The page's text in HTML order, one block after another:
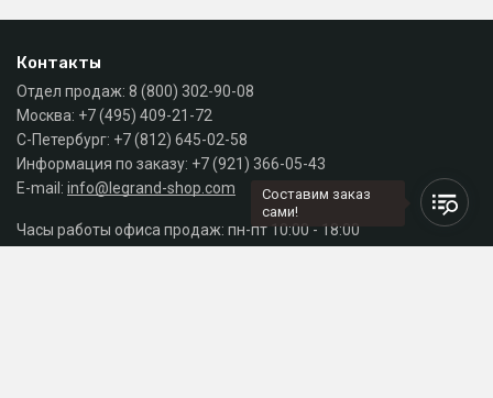
Контакты
Отдел продаж: 8 (800) 302-90-08
Москва: +7 (495) 409-21-72
С-Петербург: +7 (812) 645-02-58
Информация по заказу: +7 (921) 366-05-43
E-mail: info@legrand-shop.com
Часы работы офиса продаж: пн-пт 10:00 - 18:00
Составим заказ
сами!